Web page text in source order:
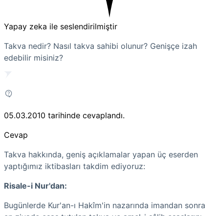
Yapay zeka ile seslendirilmiştir
Takva nedir? Nasıl takva sahibi olunur? Genişçe izah
edebilir misiniz?
05.03.2010 tarihinde cevaplandı.
Cevap
Takva hakkında, geniş açıklamalar yapan üç eserden
yaptığımız iktibasları takdim ediyoruz:
Risale-i Nur'dan:
Bugünlerde Kur'an-ı Hakîm'in nazarında imandan sonra